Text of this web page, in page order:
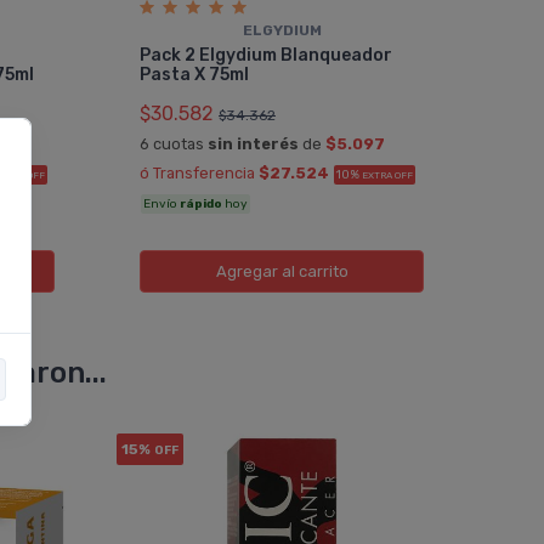
EXTRA OFF
ELGYDIUM
Pack 2 Elgydium Blanqueador
Pasta X 75ml
$30.582 $34.362
6 cuotas sin interés de $5.097
ó Transferencia $27.524 10% EXTRA OFF
Envío rápido hoy
Agregaral carrito
15% OFF